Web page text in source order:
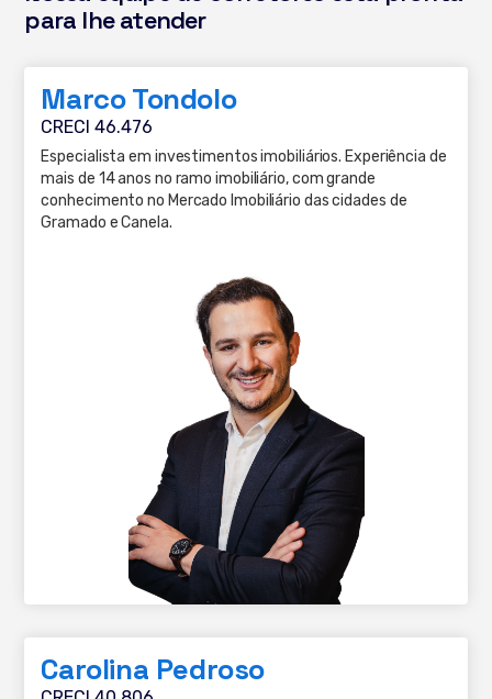
para lhe atender
Marco Tondolo
CRECI 46.476
Especialista em investimentos imobiliários. Experiência de
mais de 14 anos no ramo imobiliário, com grande
conhecimento no Mercado Imobiliário das cidades de
Gramado e Canela.
Carolina Pedroso